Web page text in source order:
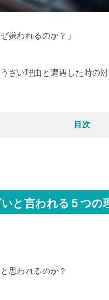
嫌われるのか？」
ざい理由と遭遇した時の
目次
と言われる５つの
思われるのか？